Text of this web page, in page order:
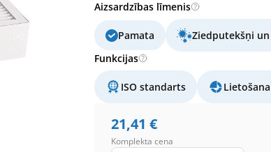
Aizsardzības līmenis
Pamata
Ziedputekšņi
Funkcijas
ISO standarts
21,41 €
Komplekta cena